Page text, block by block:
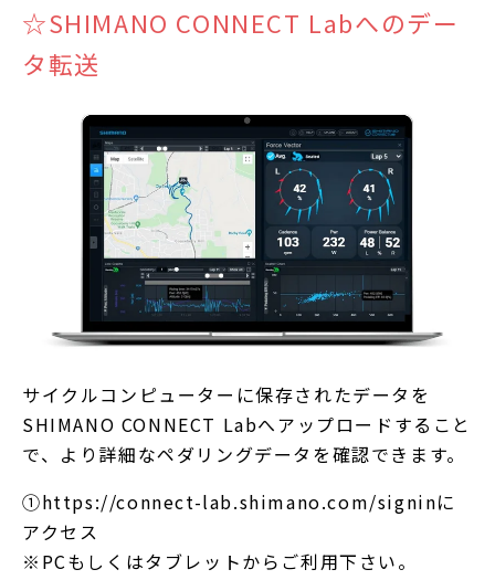
☆SHIMANO CONNECT Labへのデー
タ転送
サイクルコンピューターに保存されたデータを
SHIMANO CONNECT Labへアップロードすること
で、より詳細なペダリングデータを確認できます。
①https://connect-lab.shimano.com/signinに
アクセス
※PCもしくはタブレットからご利用下さい。